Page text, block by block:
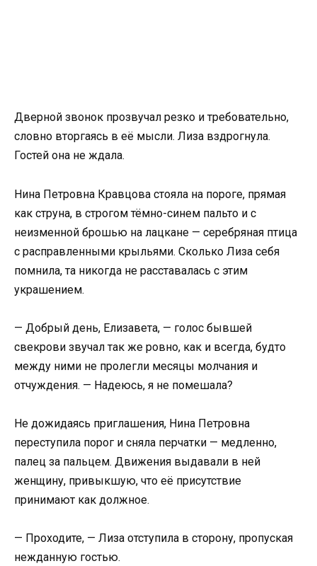
Дверной звонок прозвучал резко и требовательно,
словно вторгаясь в её мысли. Лиза вздрогнула.
Гостей она не ждала.
Нина Петровна Кравцова стояла на пороге, прямая
как струна, в строгом тёмно-синем пальто и с
неизменной брошью на лацкане — серебряная птица
с расправленными крыльями. Сколько Лиза себя
помнила, та никогда не расставалась с этим
украшением.
— Добрый день, Елизавета, — голос бывшей
свекрови звучал так же ровно, как и всегда, будто
между ними не пролегли месяцы молчания и
отчуждения. — Надеюсь, я не помешала?
Не дожидаясь приглашения, Нина Петровна
переступила порог и сняла перчатки — медленно,
палец за пальцем. Движения выдавали в ней
женщину, привыкшую, что её присутствие
принимают как должное.
— Проходите, — Лиза отступила в сторону, пропуская
нежданную гостью.